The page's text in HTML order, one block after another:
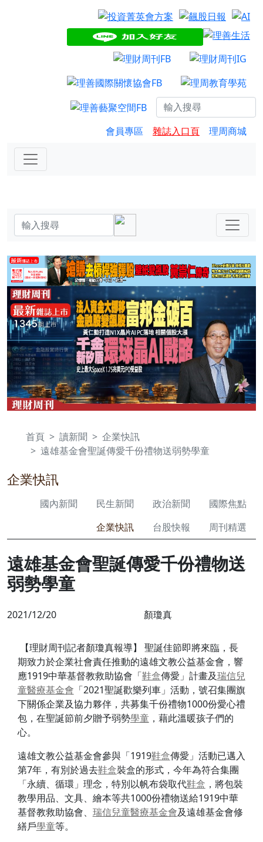
會員專區 雜誌入口頁 理周商城
首頁 讀新聞
企業快訊
遠雄基金會聖誕傳愛千份禮物送弱勢學童
企業快訊
國內新聞 民生新聞 政治新聞
國際焦點
企業快訊
台股快報 周刊精選
遠雄基金會聖誕傳愛千份禮物送
弱勢學童
2021/12/20 顏瓊真
【理財周刊記者顏瓊真報導】 聖誕佳節即將來臨，長
期致力於企業社會責任推動的遠雄文教公益基金會，響
應1919中華基督教救助協會「鞋盒傳愛」計畫及瑞信兒
童醫療基金會 「2021聖誕歡樂列車」活動，號召集團旗
下關係企業及協力夥伴，共募集千份禮物1000份愛心禮
包，在聖誕節前夕贈予弱勢學童，藉此溫暖孩子們的
心。
遠雄文教公益基金會參與「1919鞋盒傳愛」活動已邁入
第7年，有別於過去鞋盒裝盒的形式，今年為符合集團
「永續、循環」理念，特別以帆布袋取代鞋盒 ，將包裝
教學用品、文具、繪本等共1000份禮物送給1919中華
基督教救助協會、 瑞信兒童醫療基金會及遠雄基金會修
繕戶學童等。